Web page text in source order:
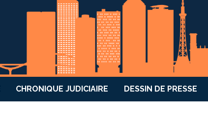
CHRONIQUE JUDICIAIRE DESSIN DE PRESSE